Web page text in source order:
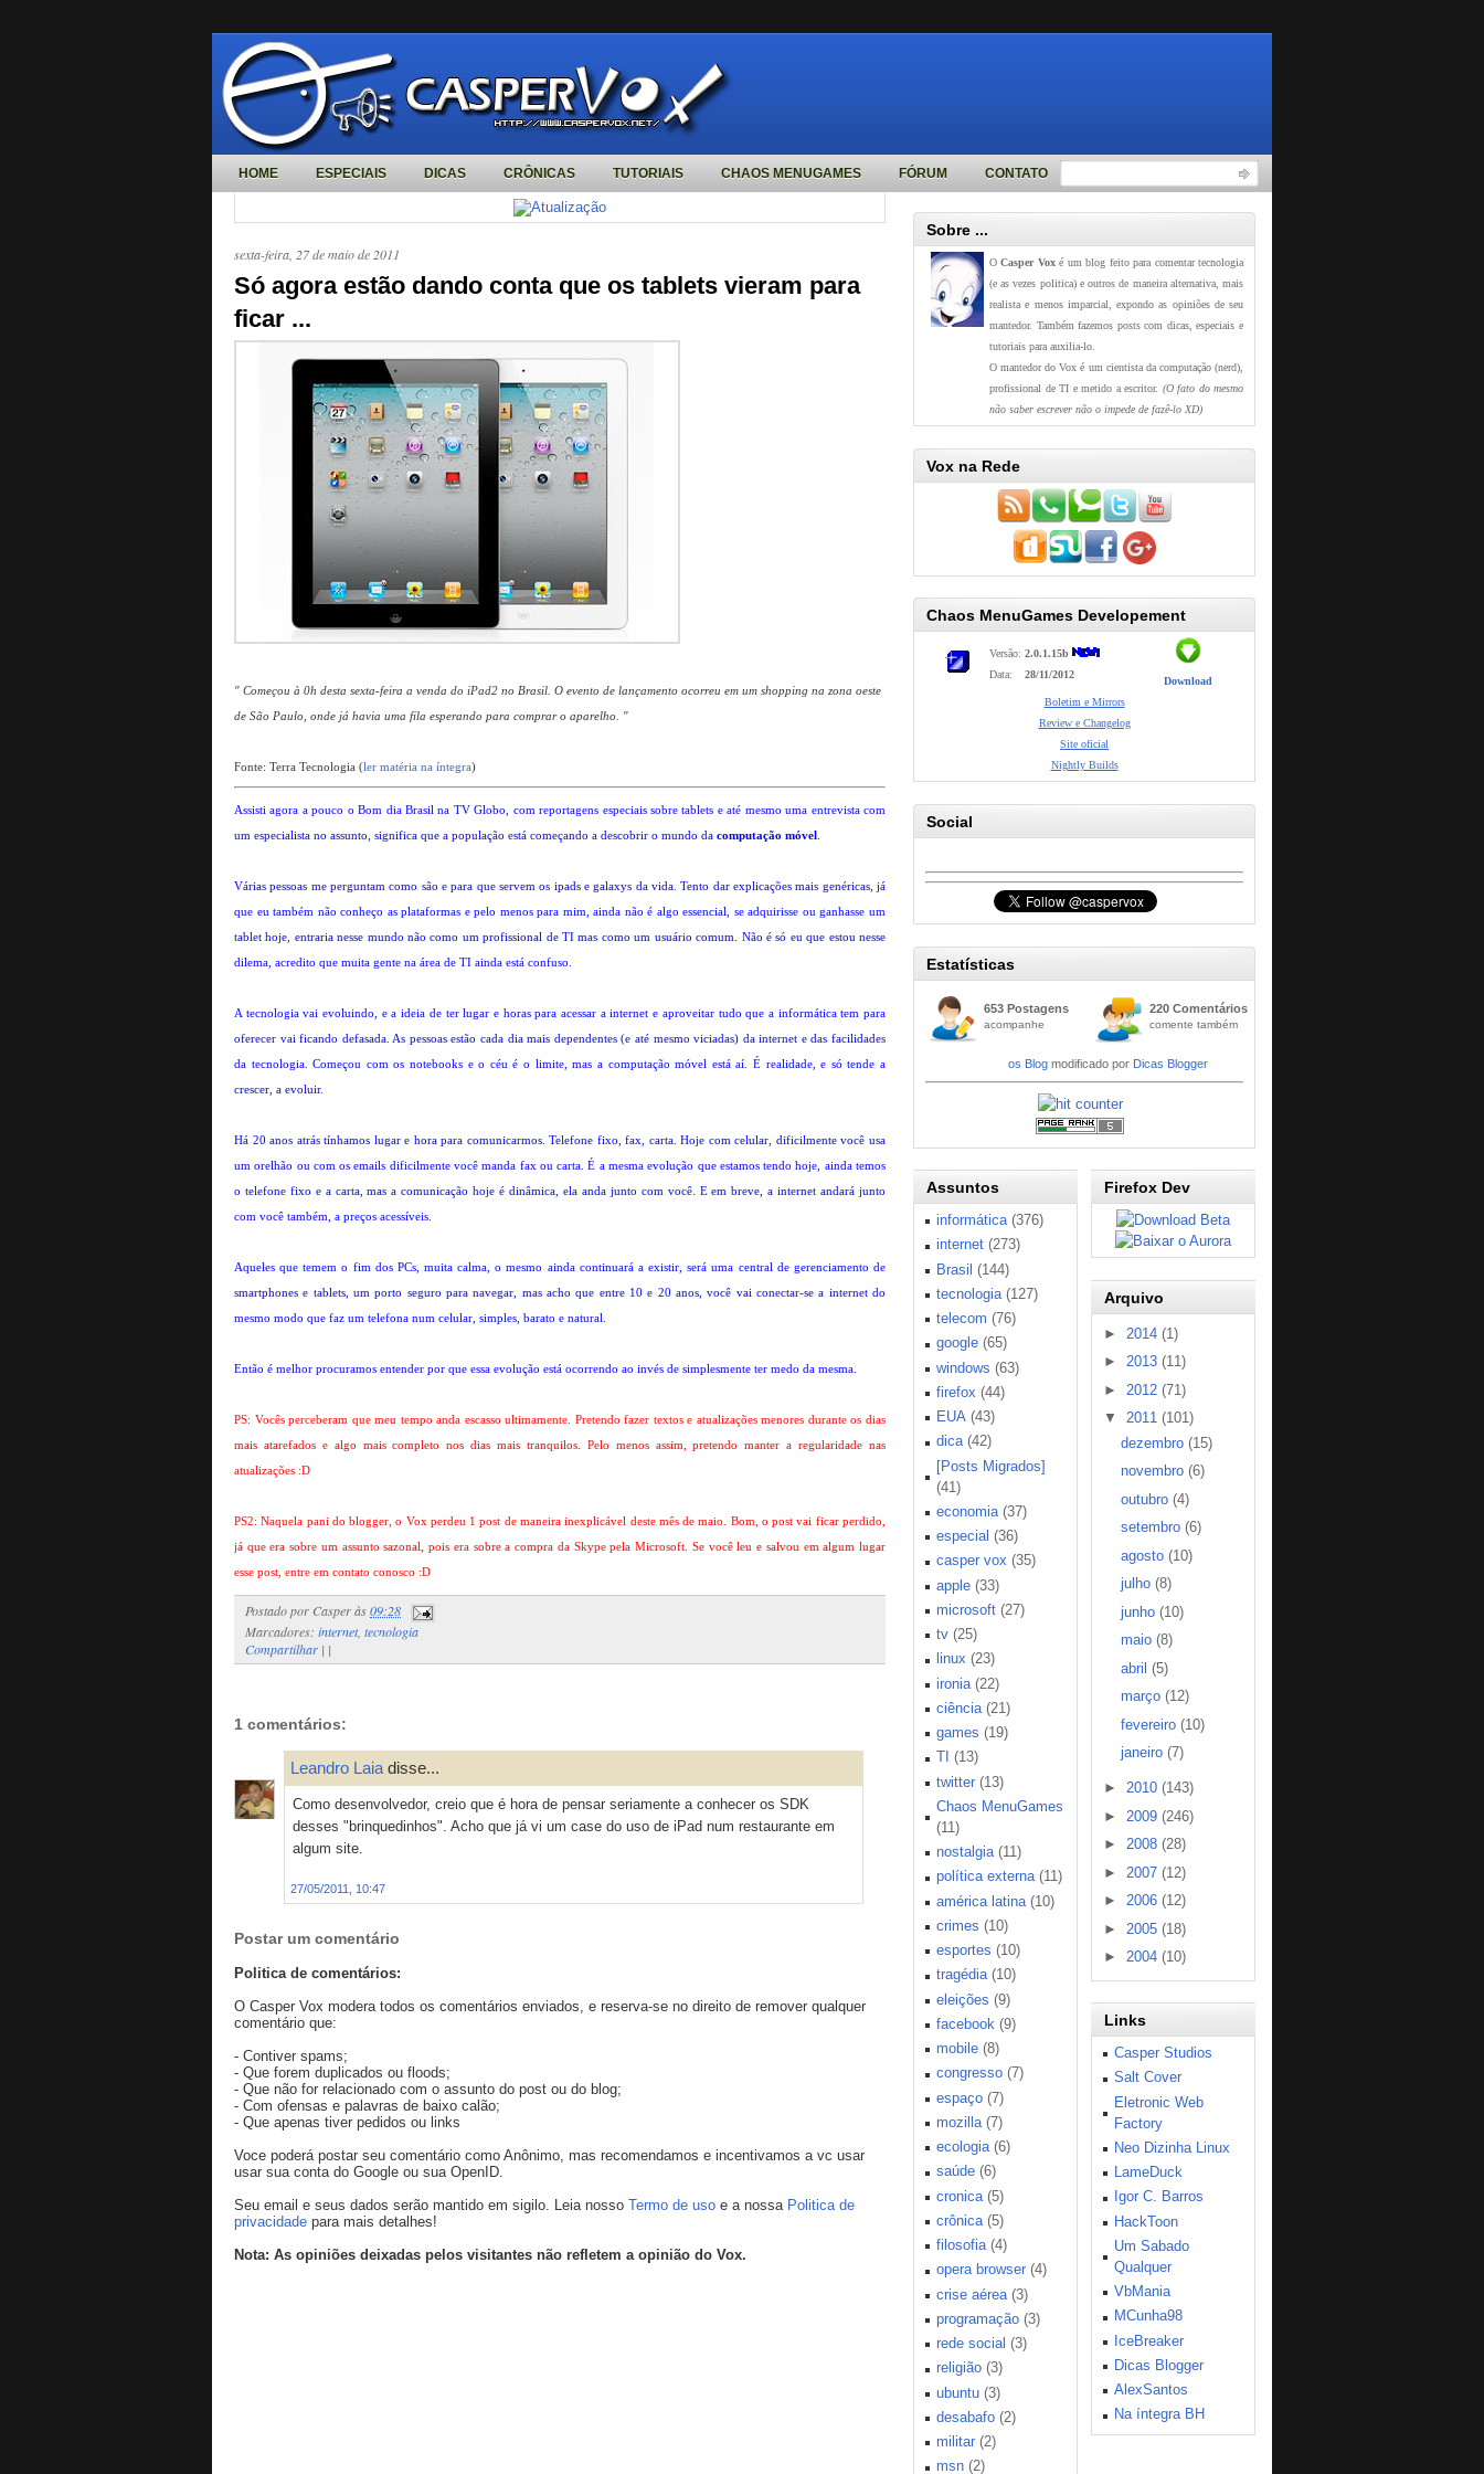
HOME ESPECIAIS DICAS CRÔNICAS TUTORIAIS CHAOS MENUGAMES FÓRUM CONTATO
sexta-feira, 27 de maio de 2011
Só agora estão dando conta que os tablets vieram para
ficar ...
" Começou à 0h desta sexta-feira a venda do iPad2 no Brasil. O evento de lançamento ocorreu em um shopping na zona oeste
de São Paulo, onde já havia uma fila esperando para comprar o aparelho. "
Fonte: Terra Tecnologia (ler matéria na íntegra)
Assisti agora a pouco o Bom dia Brasil na TV Globo, com reportagens especiais sobre tablets e até mesmo uma entrevista com
um especialista no assunto, significa que a população está começando a descobrir o mundo da computação móvel
Várias pessoas me perguntam como são e para que servem os ipads e galaxys da vida. Tento dar explicações mais genéricas, já
que eu também não conheço as plataformas e pelo menos para mim, ainda não é algo essencial, se adquirisse ou ganhasse um
tablet hoje, entraria nesse mundo não como um profissional de TI mas como um usuário comum. Não é só eu que estou nesse
dilema, acredito que muita gente na área de TI ainda está confuso.
A tecnologia vai evoluindo, e a ideia de ter lugar e horas para acessar a internet e aproveitar tudo que a informática tem para
oferecer vai ficando defasada. As pessoas estão cada dia mais dependentes (e até mesmo viciadas) da internet e das facilidades
da tecnologia. Começou com os notebooks e o céu é o limite, mas a computação móvel está aí. É realidade, e só tende a
crescer, a evoluir.
Há 20 anos atrás tínhamos lugar e hora para comunicarmos. Telefone fixo, fax, carta. Hoje com celular, dificilmente você usa
um orelhão ou com os emails dificilmente você manda fax ou carta. É a mesma evolução que estamos tendo hoje, ainda temos
o telefone fixo e a carta, mas a comunicação hoje é dinâmica, ela anda junto com você. E em breve, a internet andará junto
com você também, a preços acessíveis.
Aqueles que temem o fim dos PCs, muita calma, o mesmo ainda continuará a existir, será uma central de gerenciamento de
smartphones e tablets, um porto seguro para navegar, mas acho que entre 10 e 20 anos, você vai conectar-se a internet do
mesmo modo que faz um telefona num celular, simples, barato e natural.
Então é melhor procuramos entender por que essa evolução está ocorrendo ao invés de simplesmente ter medo da mesma.
PS: Vocês perceberam que meu tempo anda escasso ultimamente. Pretendo fazer textos e atualizações menores durante os dias
mais atarefados e algo mais completo nos dias mais tranquilos. Pelo menos assim, pretendo manter a regularidade nas
atualizações :D
PS2: Naquela pani do blogger, o Vox perdeu 1 post de maneira inexplicável deste mês de maio. Bom, o post vai ficar perdido,
já que era sobre um assunto sazonal, pois era sobre a compra da Skype pela Microsoft. Se você leu e salvou em algum lugar
esse post, entre em contato conosco :D
Postado por Casperàs09:28
Marcadores: internet, tecnologia
Compartilhar | |
1 comentários:
Leandro Laia disse...
Como desenvolvedor, creio que é hora de pensar seriamente a conhecer os SDK
desses "brinquedinhos". Acho que já vi um case do uso de iPad num restaurante em
algum site.
27/05/2011, 10:47
Postar um comentário
Politica de comentários:
O Casper Vox modera todos os comentários enviados, e reserva-se no direito de remover qualquer
comentário que:
- Contiver spams;
- Que forem duplicados ou floods;
- Que não for relacionado com o assunto do post ou do blog;
- Com ofensas e palavras de baixo calão;
- Que apenas tiver pedidos ou links
Voce poderá postar seu comentário como Anônimo, mas recomendamos e incentivamos a vc usar
usar sua conta do Google ou sua OpenID.
Seu email e seus dados serão mantido em sigilo. Leia nosso Termo de uso e a nossa Politica de
privacidade para mais detalhes!
Nota: As opiniões deixadas pelos visitantes não refletem a opinião do Vox.
Sobre ...
OCasper Voxé um blog feito para comentar tecnologia
(e as vezes politica) e outros de maneira alternativa, mais
realista e menos imparcial, expondo as opiniões de seu
mantedor. Também fazemos posts com dicas, especiais e
tutoriais para auxilia-lo.
O mantedor do Vox é um cientista da computação (nerd),
profissional de TI e metido a escritor. (O fato do mesmo
não saber escrever não o impede de fazê-lo XD)
Vox na Rede
Chaos MenuGames Developement
Versão: 2.0.1.15b
Data:
28/11/2012
Download
Boletim e Mirrors
Review e Changelog
Site oficial
Nightly Builds
Social
Estatísticas
653 Postagens
acompanhe
220 Comentários
comente também
os Blogmodificado por Dicas Blogger
Assuntos
informática (376)
internet (273)
Brasil (144)
tecnologia (127)
telecom (76)
google (65)
windows (63)
firefox (44)
EUA (43)
dica (42)
[Posts Migrados]
(41)
economia (37)
especial (36)
casper vox (35)
apple (33)
microsoft (27)
tv (25)
linux (23)
ironia (22)
ciência (21)
games (19)
TI (13)
twitter (13)
Chaos MenuGames
(11)
nostalgia (11)
política externa (11)
américa latina (10)
crimes (10)
esportes (10)
tragédia (10)
eleições (9)
facebook (9)
mobile (8)
congresso (7)
espaço (7)
mozilla (7)
ecologia (6)
saúde (6)
cronica (5)
crônica (5)
filosofia (4)
opera browser (4)
crise aérea (3)
programação (3)
rede social (3)
religião (3)
ubuntu (3)
desabafo (2)
militar (2)
msn (2)
Firefox Dev
Arquivo
► 2014(1)
►2013(11)
► 2012(71)
▼
2011(101)
dezembro (15)
novembro (6)
outubro (4)
setembro (6)
agosto (10)
julho (8)
junho (10)
maio (8)
abril (5)
março (12)
fevereiro (10)
janeiro (7)
►2010(143)
► 2009(246)
►2008(28)
► 2007(12)
►2006(12)
► 2005(18)
►2004(10)
Links
Casper Studios
Salt Cover
Eletronic Web
Factory
Neo Dizinha Linux
LameDuck
Igor C. Barros
HackToon
Um Sabado
Qualquer
VbMania
MCunha98
IceBreaker
Dicas Blogger
AlexSantos
Na íntegra BH